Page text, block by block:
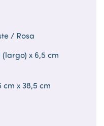
/ Rosa
(largo) x 6,5 cm
cm x 38,5 cm